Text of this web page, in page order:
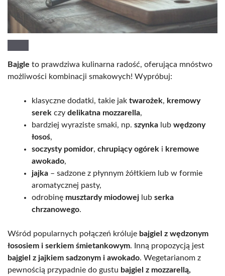
Bajgle to prawdziwa kulinarna radość, oferująca mnóstwo
możliwości kombinacji smakowych! Wypróbuj:
klasyczne dodatki, takie jak twarożek, kremowy
serek czy delikatna mozzarella,
bardziej wyraziste smaki, np. szynka lub wędzony
łosoś,
soczysty pomidor, chrupiący ogórek i kremowe
awokado,
jajka – sadzone z płynnym żółtkiem lub w formie
aromatycznej pasty,
odrobinę musztardy miodowej lub serka
chrzanowego.
Wśród popularnych połączeń króluje bajgiel z wędzonym
łososiem i serkiem śmietankowym. Inną propozycją jest
bajgiel z jajkiem sadzonym i awokado. Wegetarianom z
pewnością przypadnie do gustu bajgiel z mozzarellą,